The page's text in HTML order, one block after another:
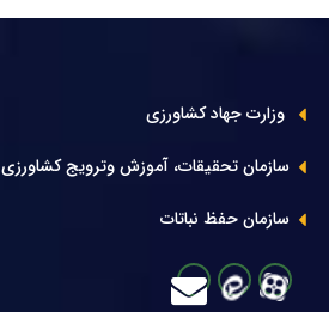
وزارت جهاد کشاورزی
سازمان تحقیقات، آموزش وترویج کشاورزی
سازمان حفظ نباتات